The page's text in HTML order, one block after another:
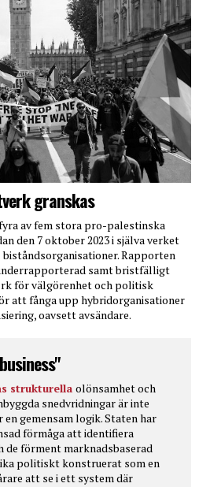
granskas
av fem stora pro-palestinska
den 7 oktober 2023 i själva verket
Rapporten
samt bristfälligt
för välgörenhet och politisk
att fånga upp hybridorganisationer
oavsett avsändare.
strukturella olönsamhet och
snedvridningar är inte
gemensam logik. Staten har
förmåga att identifiera
de förment marknadsbaserad
politiskt konstruerat som en
att se i ett system där